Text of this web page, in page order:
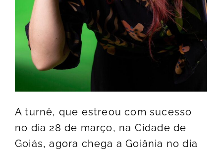
A turnê, que estreou com sucesso
no dia 28 de março, na Cidade de
Goiás, agora chega a Goiânia no dia